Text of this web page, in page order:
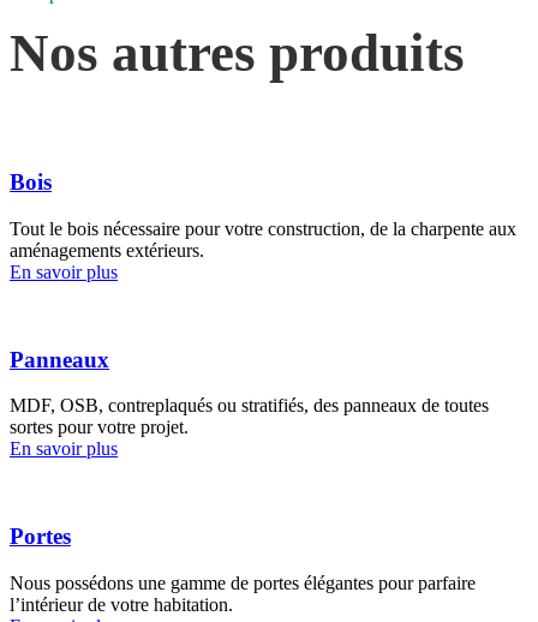
Nos autres produits
Bois
Tout le bois nécessaire pour votre construction, de la charpente aux
aménagements extérieurs.
En savoir plus
Panneaux
MDF, OSB, contreplaqués ou stratifiés, des panneaux de toutes
sortes pour votre projet.
En savoir plus
Portes
Nous possédons une gamme de portes élégantes pour parfaire
l’intérieur de votre habitation.